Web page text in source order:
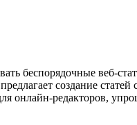
беспорядочные веб-
создание
онлайн-редакторов,